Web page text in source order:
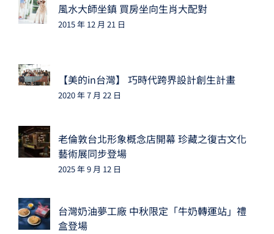
風水大師坐鎮 買房坐向生肖大配對
2015 年 12 月 21 日
【美的in台灣】 巧時代跨界設計創生計畫
2020 年 7 月 22 日
老倫敦台北形象概念店開幕 珍藏之復古文化
藝術展同步登場
2025 年 9 月 12 日
台灣奶油夢工廠 中秋限定「牛奶轉運站」禮
盒登場